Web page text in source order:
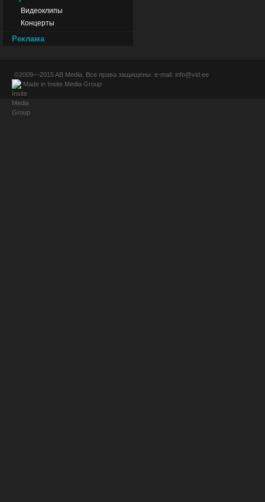
Видеоклипы
Концерты
Реклама
©2009—2015AB Media . Все права защищены. e-mail: info@vid.ee
Made in Insite Media Group